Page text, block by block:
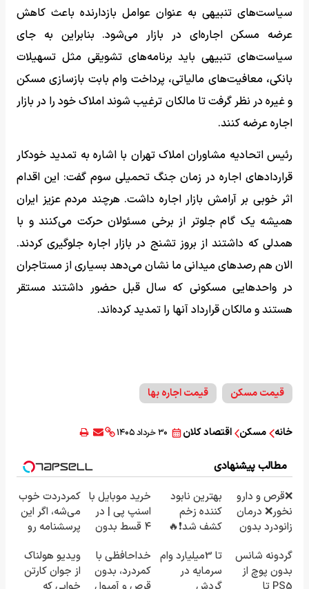
سیاست‌های تنبیهی به عنوان عوامل بازدارنده باعث کاهش
عرضه مسکن اجاره‌ای در بازار می‌شود. بنابراین به جای
سیاست‌های تنبیهی باید برنامه‌های تشویقی مثل تسهیلات
بانکی، معافیت‌های مالیاتی، پرداخت وام بابت بازسازی مسکن
و غیره در نظر گرفت تا مالکان ترغیب شوند املاک خود را در بازار
اجاره عرضه کنند.
رئیس اتحادیه مشاوران املاک تهران با اشاره به تمدید خودکار
قراردادهای اجاره در زمان جنگ تحمیلی سوم گفت: این اقدام
اثر خوبی بر آرامش بازار اجاره داشت. هرچند مردم عزیز ایران
همیشه یک گام جلوتر از برخی مسئولان حرکت می‌کنند و با
همدلی که داشتند از بروز تشنج در بازار اجاره جلوگیری کردند.
الان هم رصدهای میدانی ما نشان می‌دهد بسیاری از مستاجران
در واحدهایی مسکونی که سال قبل حضور داشتند مستقر
هستند و مالکان قرارداد آنها را تمدید کرده‌اند.
قیمت مسکن قیمت اجاره‌ بها
خانه مسکن اقتصاد کلان ۳۰ خرداد ۱۴۰۵
مطالب پیشنهادی
❌قرص‌ و دارو
نخور❌ درمان
زانودرد بدون
بهترین نابود
کننده زخم
کشف شد❗🔥
خرید موبایل با
اسنپ پی | در
۴ قسط بدون
کمردردت خوب
می‌شه، اگر این
پرسشنامه رو
گردونه شانس
بدون پوچ از
تا 3میلیارد وام
سرمایه در
خداحافظی با
کمردرد، بدون
ویدیو هولناک
از جوان کارتن